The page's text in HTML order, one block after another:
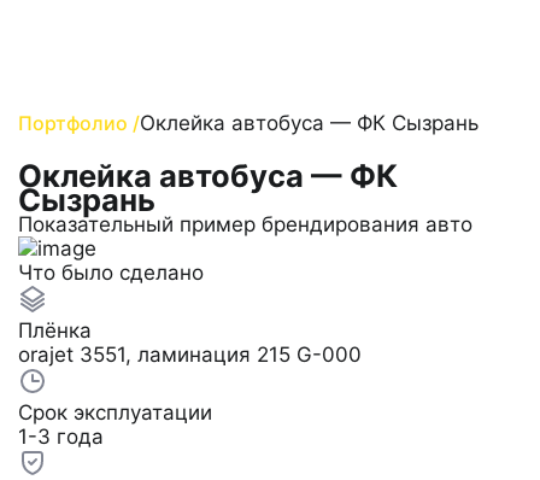
Портфолио /Оклейка автобуса — ФК Сызрань
Оклейка автобуса — ФК
Сызрань
Показательный пример брендирования авто
Что было сделано
Плёнка
orajet 3551, ламинация 215 G-000
Срок эксплуатации
1-3 года